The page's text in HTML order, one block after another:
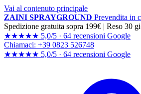
Vai al contenuto principale
ZAINI SPRAYGROUND Prevendita in
Spedizione gratuita sopra 199€ | Reso 30
★★★★★ 5,0/5 · 64 recensioni Google
Chiamaci: +39 0823 526748
★★★★★ 5,0/5 · 64 recensioni Google